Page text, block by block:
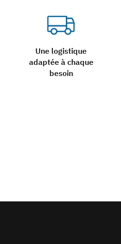
Une logistique
adaptée à chaque
besoin